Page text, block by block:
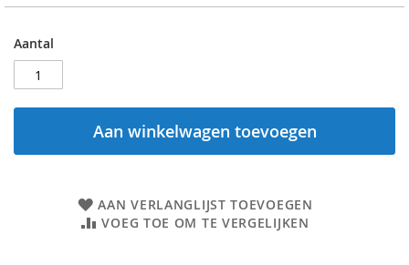
Aantal
Aan winkelwagen toevoegen
AAN VERLANGLIJST TOEVOEGEN
VOEG TOE OM TE VERGELIJKEN